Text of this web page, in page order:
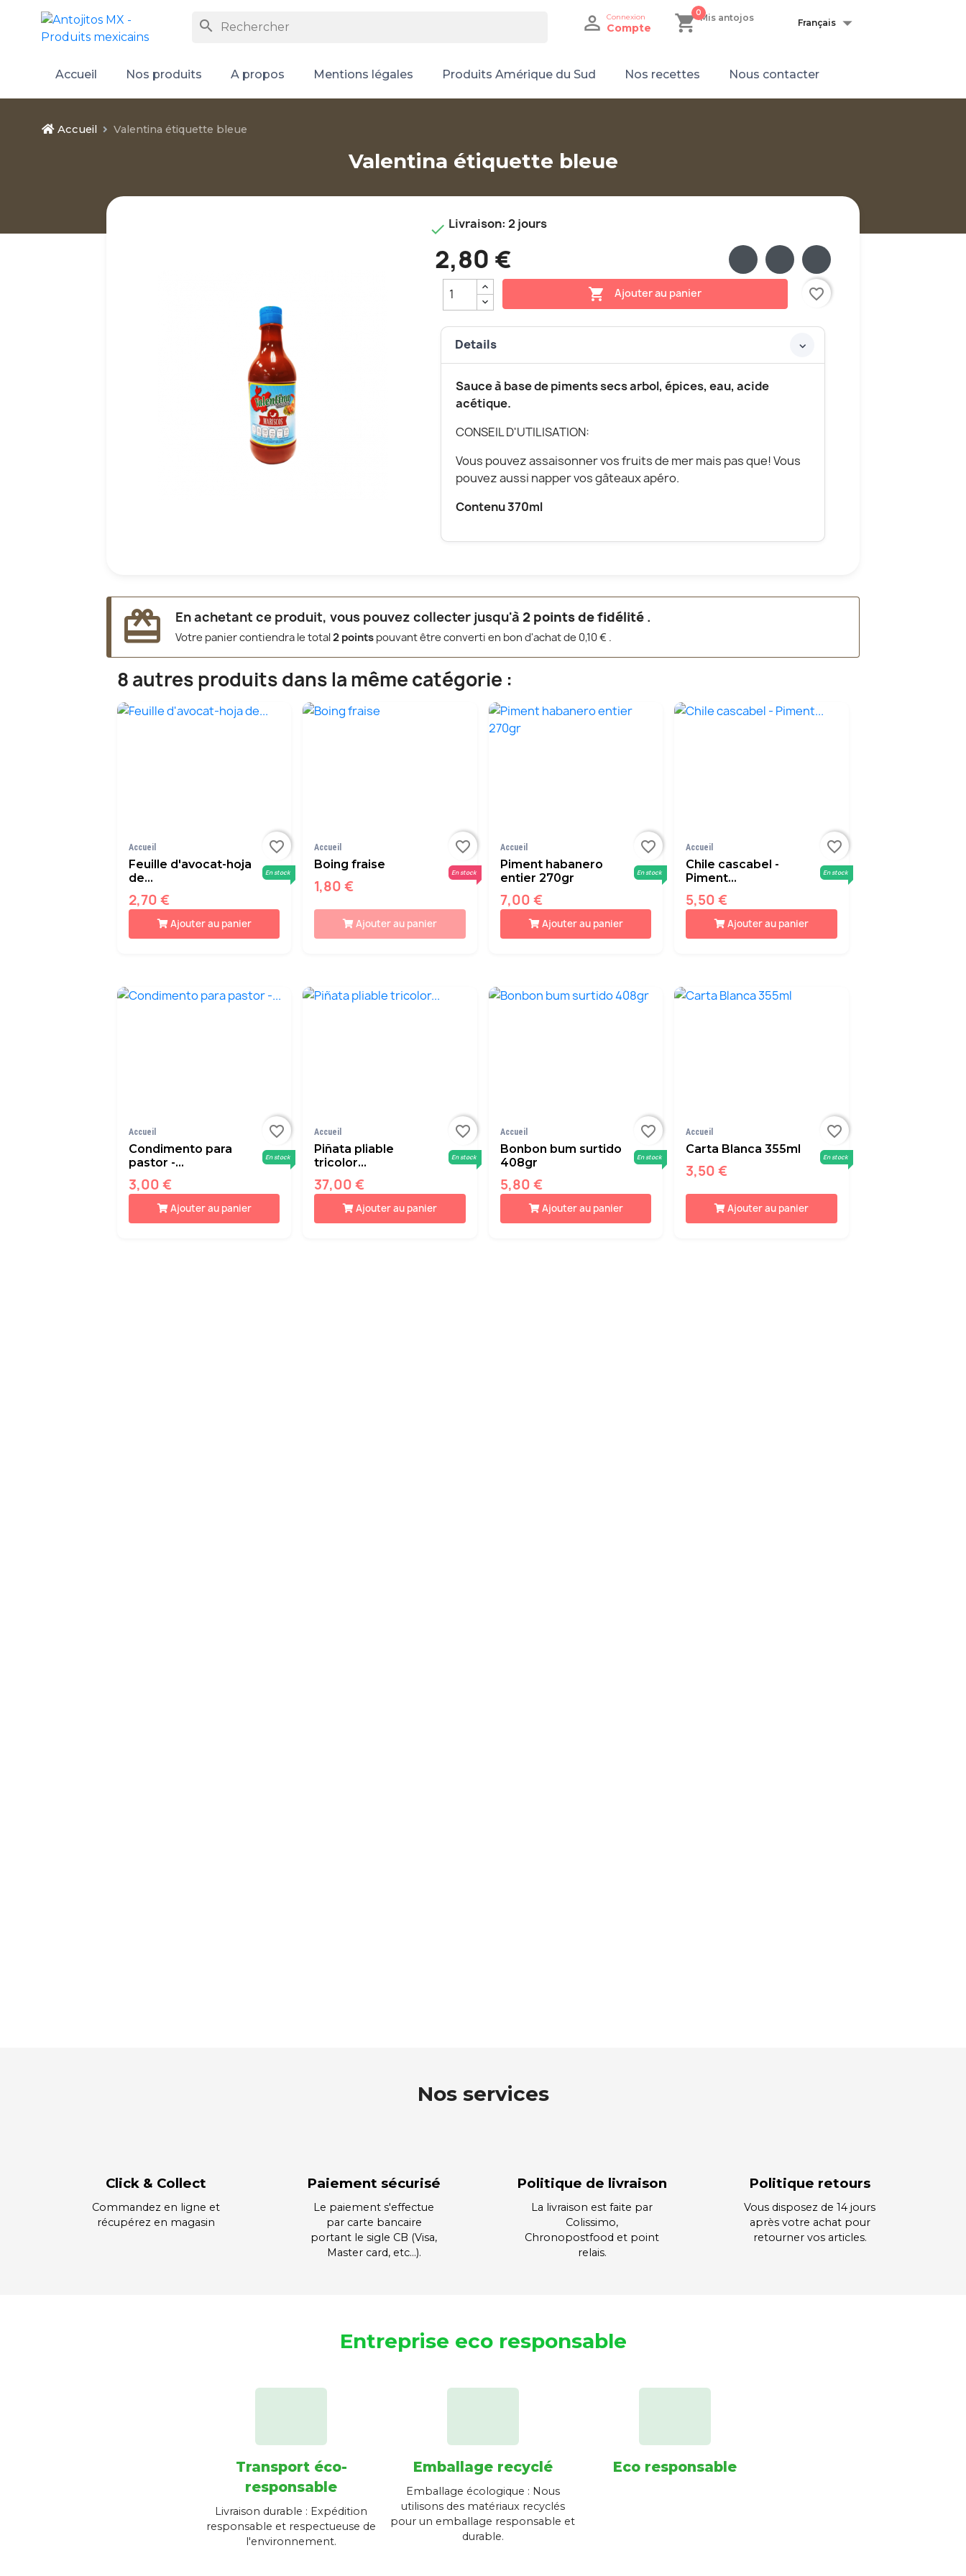
search  Connexion
Compte shopping_cart Mis antojos
0
Français 
Accueil Nos produits A propos Mentions légales Produits Amérique du Sud Nos recettes Nous contacter
Accueil Valentina étiquette bleue
Valentina étiquette bleue
 Livraison: 2 jours
2,80 €
 Ajouter au panier favorite_border
Details
Sauce à base de piments secs arbol, épices, eau, acide
acétique.
CONSEIL D'UTILISATION:
Vous pouvez assaisonner vos fruits de mer mais pas que! Vous
pouvez aussi napper vos gâteaux apéro.
Contenu 370ml
redeem En achetant ce produit, vous pouvez collecter jusqu'à 2 points de fidélité .
Votre panier contiendra le total2 points pouvant être converti en bon d'achat de 0,10 € .
8 autres produits dans la même catégorie :
Accueil
Feuille d'avocat-hoja
de...
2,70 €
En stock
Ajouter au panier
favorite_border Accueil
Boing fraise
1,80 €
En stock
Ajouter au panier
favorite_border Accueil
Piment habanero
entier 270gr
7,00 €
En stock
Ajouter au panier
favorite_border Accueil
Chile cascabel -
Piment...
5,50 €
En stock
Ajouter au panier
favorite_border
Accueil
Condimento para
pastor -...
3,00 €
En stock
Ajouter au panier
favorite_border Accueil
Piñata pliable
tricolor...
37,00 €
En stock
Ajouter au panier
favorite_border Accueil
Bonbon bum surtido
408gr
5,80 €
En stock
Ajouter au panier
favorite_border Accueil
Carta Blanca 355ml
3,50 €
En stock
Ajouter au panier
favorite_border
Nos services
Click & Collect
Commandez en ligne et
récupérez en magasin
Paiement sécurisé
Le paiement s'effectue
par carte bancaire
portant le sigle CB (Visa,
Master card, etc…).
Politique de livraison
La livraison est faite par
Colissimo,
Chronopostfood et point
relais.
Politique retours
Vous disposez de 14 jours
après votre achat pour
retourner vos articles.
Entreprise eco responsable
Transport éco-
responsable
Livraison durable : Expédition
responsable et respectueuse de
l'environnement.
Emballage recyclé
Emballage écologique : Nous
utilisons des matériaux recyclés
pour un emballage responsable et
durable.
Eco responsable